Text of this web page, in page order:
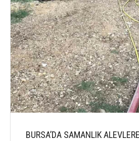
BURSA’DA SAMANLIK